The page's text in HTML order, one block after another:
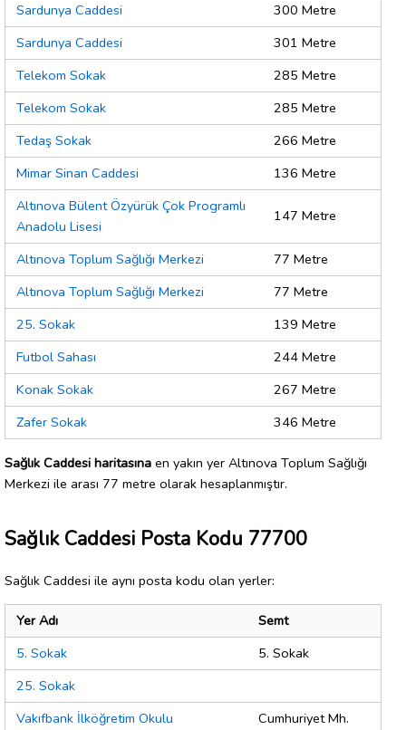
Sardunya Caddesi
300 Metre
Sardunya Caddesi
301 Metre
Telekom Sokak
285 Metre
Telekom Sokak
285 Metre
Tedaş Sokak
266 Metre
Mimar Sinan Caddesi
136 Metre
Altınova Bülent Özyürük Çok Programlı
Anadolu Lisesi
147 Metre
Altınova Toplum Sağlığı Merkezi
77 Metre
Altınova Toplum Sağlığı Merkezi
77 Metre
25. Sokak
139 Metre
Futbol Sahası
244 Metre
Konak Sokak
267 Metre
Zafer Sokak
346 Metre
Sağlık Caddesi haritasına en yakın yer Altınova Toplum Sağlığı
Merkezi ile arası 77 metre olarak hesaplanmıştır.
Sağlık Caddesi Posta Kodu 77700
Sağlık Caddesi ile aynı posta kodu olan yerler:
Yer Adı
Semt
5. Sokak
5. Sokak
25. Sokak
Vakıfbank İlköğretim Okulu
Cumhuriyet Mh.